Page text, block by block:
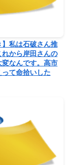
】私は石破さん推
れから岸田さんの
変なんです。高市
って命拾いした